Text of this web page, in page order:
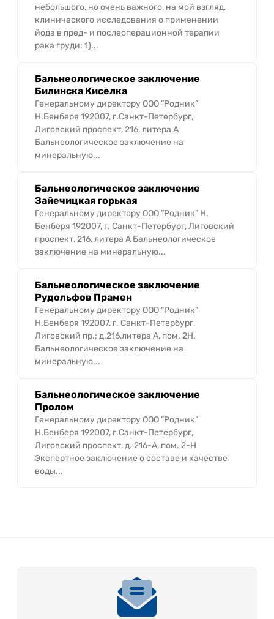
небольшого, но очень важного, на мой взгляд,
клинического исследования о применении
йода в пред- и послеоперационной терапии
рака груди: 1)...
Бальнеологическое заключение
Билинска Киселка
Генеральному директору ООО ”Родник”
Н.Бенберя 192007, г.Санкт-Петербург,
Лиговский проспект, 216, литера А
Бальнеологическое заключение на
минеральную...
Бальнеологическое заключение
Зайечицкая горькая
Генеральному директору ООО ”Родник” Н.
Бенберя 192007, г. Санкт-Петербург, Лиговский
проспект, 216, литера А Бальнеологическое
заключение на минеральную...
Бальнеологическое заключение
Рудольфов Прамен
Генеральному директору ООО ”Родник”
Н.Бенберя 192007, г. Санкт-Петербург,
Лиговский пр.; д.216,литера А, пом. 2Н.
Бальнеологическое заключение на
минеральную...
Бальнеологическое заключение
Пролом
Генеральному директору ООО ”Родник”
Н.Бенберя 192007, г.Санкт-Петербург,
Лиговский проспект, д. 216-А, пом. 2-Н
Экспертное заключение о составе и качестве
воды...